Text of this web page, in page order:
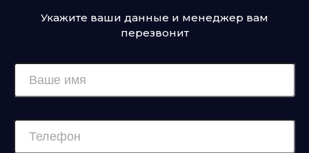
Укажите ваши данные и менеджер вам
перезвонит